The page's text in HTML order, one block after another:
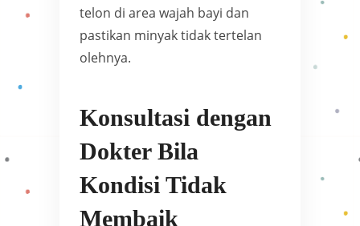
telon di area wajah bayi dan
pastikan minyak tidak tertelan
olehnya.
Konsultasi dengan
Dokter Bila
Kondisi Tidak
Membaik